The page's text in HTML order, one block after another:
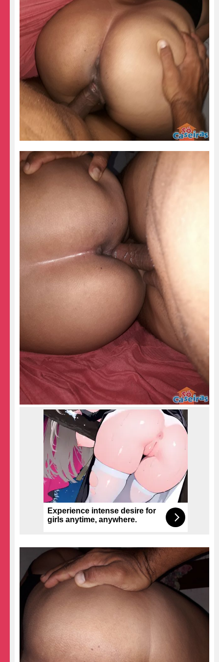
Experience intense desire for
girls anytime, anywhere.